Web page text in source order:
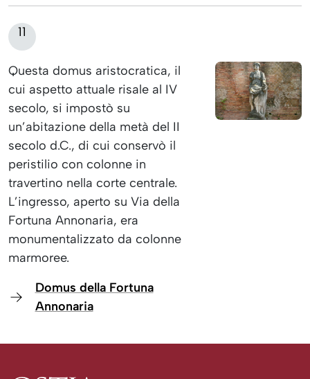
11
Questa domus aristocratica, il
cui aspetto attuale risale al IV
secolo, si impostò su
un’abitazione della metà del II
secolo d.C., di cui conservò il
peristilio con colonne in
travertino nella corte centrale.
L’ingresso, aperto su Via della
Fortuna Annonaria, era
monumentalizzato da colonne
marmoree.
Domus della Fortuna
Annonaria